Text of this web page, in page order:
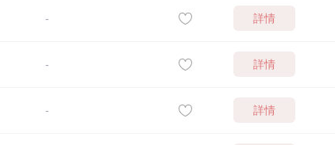
- 詳情
- 詳情
- 詳情